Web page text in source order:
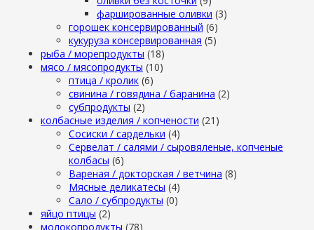
фаршированные оливки (3)
горошек консервированный (6)
кукуруза консервированная (5)
рыба / морепродукты (18)
мясо / мясопродукты (10)
птица / кролик (6)
свинина / говядина / баранина (2)
субпродукты (2)
колбасные изделия / копчености (21)
Сосиски / сардельки (4)
Сервелат / салями / сыровяленые, копченые
колбасы (6)
Вареная / докторская / ветчина (8)
Мясные деликатесы (4)
Сало / субпродукты (0)
яйцо птицы (2)
молокопродукты (78)